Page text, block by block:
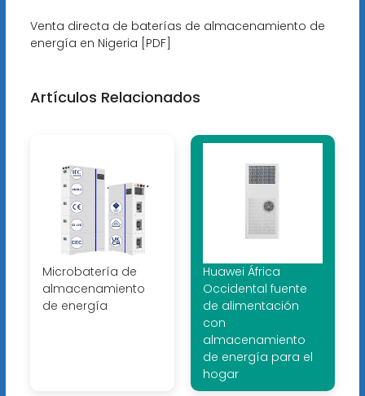
Venta directa de baterías de almacenamiento de
energía en Nigeria [PDF]
Artículos Relacionados
Microbatería de
almacenamiento
de energía
Huawei África
Occidental fuente
de alimentación
con
almacenamiento
de energía para el
hogar